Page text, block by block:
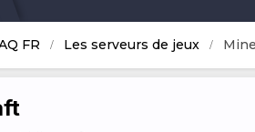
FR Les serveurs de jeux